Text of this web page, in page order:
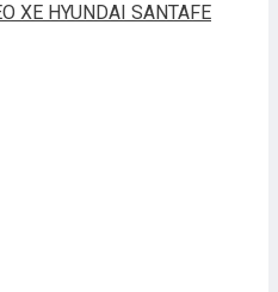
XE HYUNDAI SANTAFE